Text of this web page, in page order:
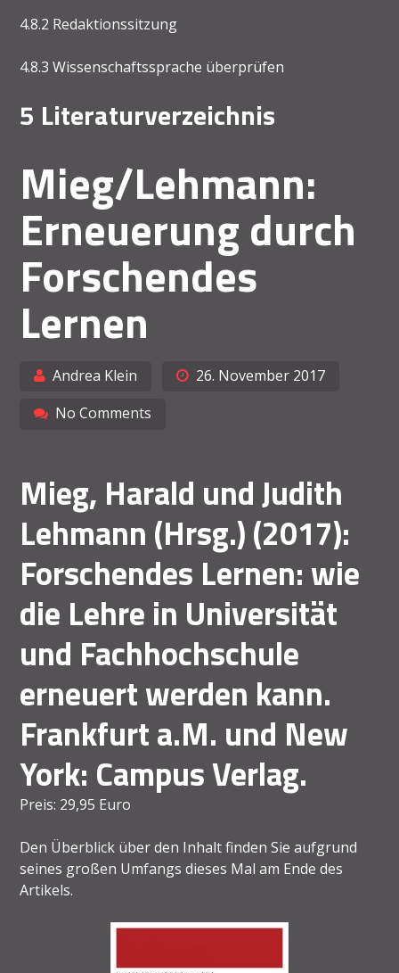
4.8.2 Redaktionssitzung
4.8.3 Wissenschaftssprache überprüfen
5 Literaturverzeichnis
Mieg/Lehmann:
Erneuerung durch
Forschendes
Lernen
Andrea Klein
26. November 2017
No Comments
Mieg, Harald und Judith
Lehmann (Hrsg.) (2017):
Forschendes Lernen: wie
die Lehre in Universität
und Fachhochschule
erneuert werden kann.
Frankfurt a.M. und New
York: Campus Verlag.
Preis: 29,95 Euro
Den Überblick über den Inhalt finden Sie aufgrund
seines großen Umfangs dieses Mal am Ende des
Artikels.